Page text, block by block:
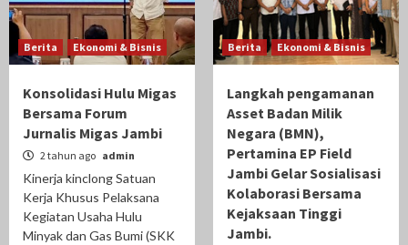
Berita Ekonomi & Bisnis
Konsolidasi Hulu Migas
Bersama Forum
Jurnalis Migas Jambi
2 tahun ago admin
Kinerja kinclong Satuan
Kerja Khusus Pelaksana
Kegiatan Usaha Hulu
Minyak dan Gas Bumi (SKK
Berita Ekonomi & Bisnis
Langkah pengamanan
Asset Badan Milik
Negara (BMN),
Pertamina EP Field
Jambi Gelar Sosialisasi
Kolaborasi Bersama
Kejaksaan Tinggi
Jambi.